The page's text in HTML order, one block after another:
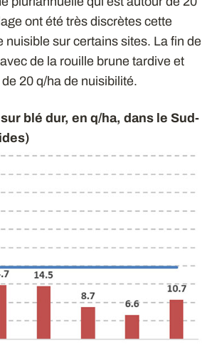
ont été très discrètes cette
nuisible sur certains sites. La fin de
de la rouille brune tardive et
20 q/ha de nuisibilité.
blé dur, en q/ha, dans le Sud-